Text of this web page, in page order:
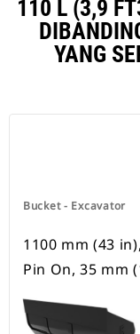
110 L (3,9
YANG
Bucket - Excavator
1100 mm (43
Pin On, 35 mm